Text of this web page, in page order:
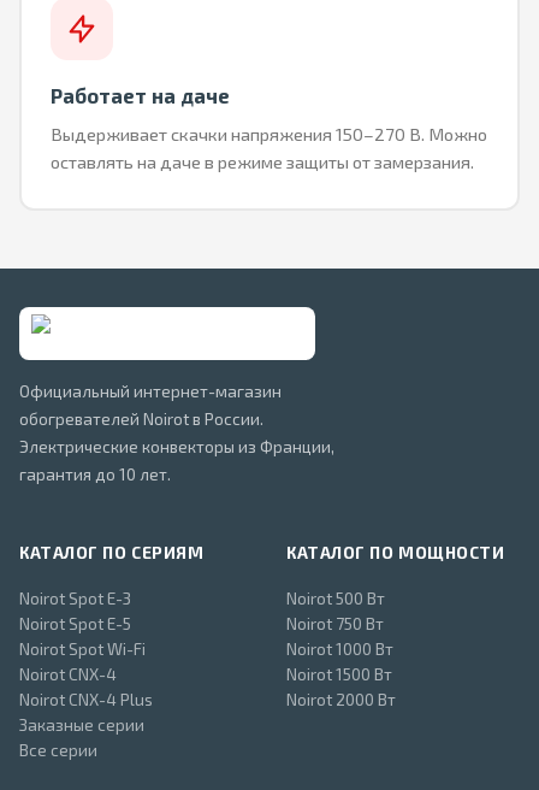
Работает на даче
Выдерживает скачки напряжения 150–270 В. Можно
оставлять на даче в режиме защиты от замерзания.
Официальный интернет-магазин
обогревателей Noirot в России.
Электрические конвекторы из Франции,
гарантия до 10 лет.
КАТАЛОГ ПО СЕРИЯМ
Noirot Spot E-3
Noirot Spot E-5
Noirot Spot Wi-Fi
Noirot CNX-4
Noirot CNX-4 Plus
Заказные серии
Все серии
КАТАЛОГ ПО МОЩНОСТИ
Noirot 500 Вт
Noirot 750 Вт
Noirot 1000 Вт
Noirot 1500 Вт
Noirot 2000 Вт